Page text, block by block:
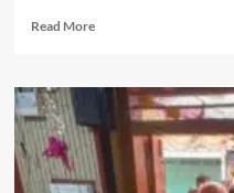
Read MoreRead
कोरगांवकर
हायस्कूलमध्ये
योग
प्रात्यक्षिके